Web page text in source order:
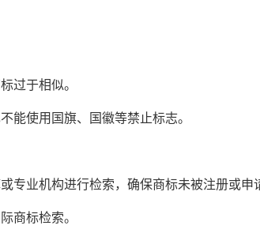
过于相似。
使用国旗、国徽等禁止标志。
业机构进行检索，确保商标未被注册或申
商标检索。